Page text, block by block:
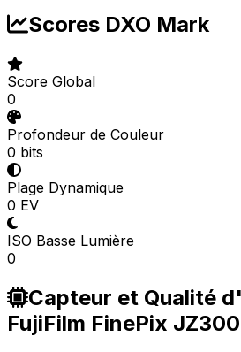
Scores DXO Mark
Score Global
0
Profondeur de Couleur
0 bits
Plage Dynamique
0 EV
ISO Basse Lumière
0
Capteur et Qualité
FujiFilm FinePix JZ300